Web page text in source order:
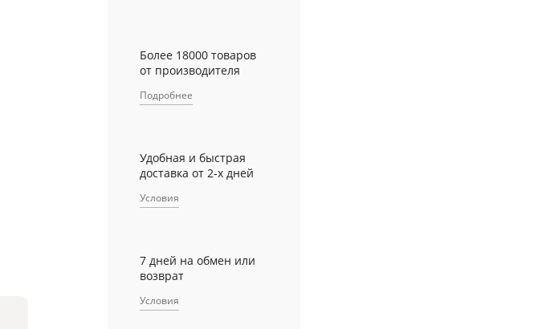
Более 18000 товаров
от производителя
Подробнее
Удобная и быстрая
доставка от 2-х дней
Условия
7 дней на обмен или
возврат
Условия